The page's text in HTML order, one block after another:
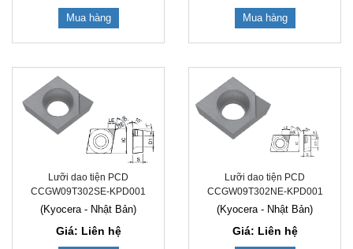
Mua hàng Mua hàng
Lưỡi dao tiện PCD
CCGW09T302SE-KPD001
(Kyocera - Nhật Bản)
Giá: Liên hệ
Lưỡi dao tiện PCD
CCGW09T302NE-KPD001
(Kyocera - Nhật Bản)
Giá: Liên hệ